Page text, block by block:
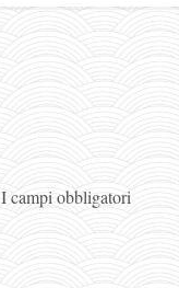
I campi obbligatori